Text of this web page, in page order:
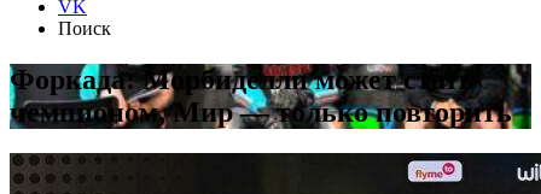
VK
Поиск
Форкада: Морбиделли может стать
чемпионом, Мир — только повторить